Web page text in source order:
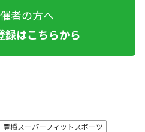
者の方へ
録はこちらから
豊橋スーパーフィットスポーツ